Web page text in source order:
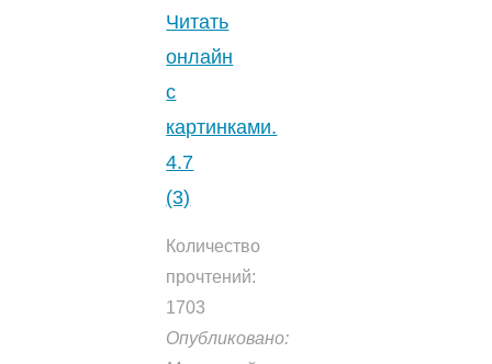
Читать
онлайн
с
картинками.
4.7
(3)
Количество
прочтений:
1703
Опубликовано: